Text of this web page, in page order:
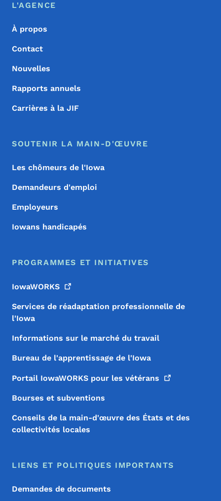
Menu de pied de page
Footer
L'AGENCE
À propos
Contact
Nouvelles
Rapports annuels
Carrières à la JIF
SOUTENIR LA MAIN-D'ŒUVRE
Les chômeurs de l'Iowa
Demandeurs d'emploi
Employeurs
Iowans handicapés
PROGRAMMES ET INITIATIVES
IowaWORKS
Services de réadaptation professionnelle de
l'Iowa
Informations sur le marché du travail
Bureau de l'apprentissage de l'Iowa
Portail IowaWORKS pour les vétérans
Bourses et subventions
Conseils de la main-d'œuvre des États et des
collectivités locales
LIENS ET POLITIQUES IMPORTANTS
Demandes de documents